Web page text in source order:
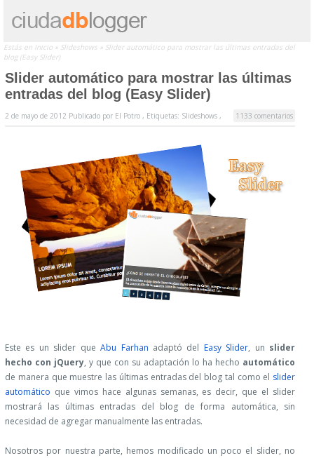
Estás en Inicio » Slideshows » Slider automático para mostrar las últimas entradas del
blog (Easy Slider)
Slider automático para mostrar las últimas
entradas del blog (Easy Slider)
2 de mayo de 2012 Publicado por El Potro , Etiquetas: Slideshows 1133 comentarios
,
Este es un slider queAbu Farhan adaptó del Easy Slider, un slider
hecho con jQuery, y que con su adaptación lo ha hecho automático
de manera que muestre las últimas entradas del blog tal como el slider
automático que vimos hace algunas semanas, es decir, que el slider
mostrará las últimas entradas del blog de forma automática, sin
necesidad de agregar manualmente las entradas.
Nosotros por nuestra parte, hemos modificado un poco el slider, no